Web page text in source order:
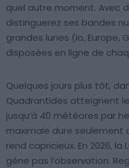
quel autre moment. Avec
distinguerez ses bandes
grandes lunes (Io, Europe,
disposées en ligne de
Quelques jours plus tôt,
Quadrantides atteignent
jusqu’à 40 météores par
maximale dure seulement
rend capricieux. En 2026,
gêne pas l’observation.